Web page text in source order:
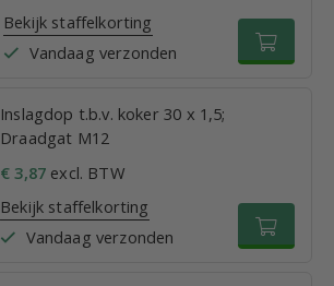
Bekijk staffelkorting
Vandaag verzonden
Inslagdop t.b.v. koker 30 x 1,5;
Draadgat M12
€ 3,87 excl. BTW
Bekijk staffelkorting
Vandaag verzonden